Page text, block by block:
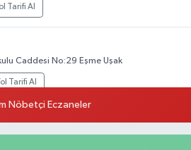
Tarifi Al
Caddesi No:29 Eşme Uşak
Tarifi Al
Uşak
Nöbetçi Eczaneler